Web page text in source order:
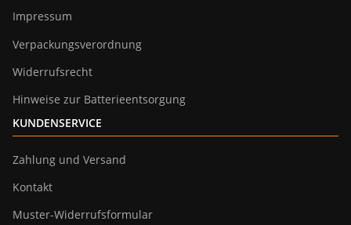
Impressum
Verpackungsverordnung
Widerrufsrecht
Hinweise zur Batterieentsorgung
KUNDENSERVICE
Zahlung und Versand
Kontakt
Muster-Widerrufsformular